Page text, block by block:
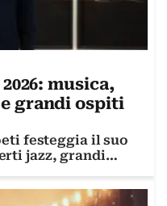
musica,
grandi ospiti
festeggia il suo
jazz, grandi